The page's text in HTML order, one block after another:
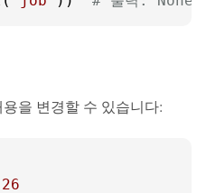
을 변경할 수 있습니다:
26